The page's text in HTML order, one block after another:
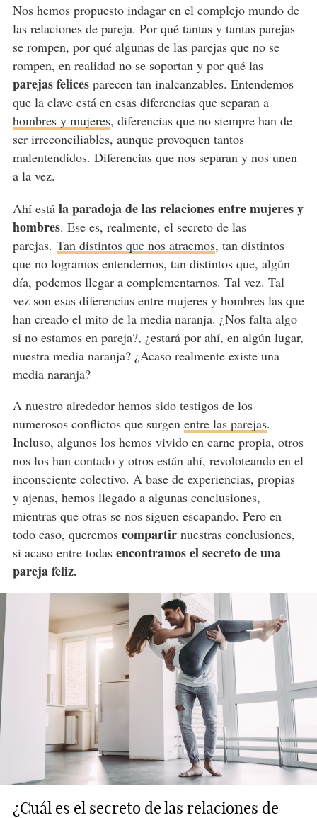
Nos hemos propuesto indagar en el complejo mundo de
las relaciones de pareja. Por qué tantas y tantas parejas
se rompen, por qué algunas de las parejas que no se
rompen, en realidad no se soportan y por qué las
parejas felicesparecen tan inalcanzables. Entendemos
que la clave está en esas diferencias que separan a
hombres y mujeres, diferencias que no siempre han de
ser irreconciliables, aunque provoquen tantos
malentendidos. Diferencias que nos separan y nos unen
a la vez.
Ahí está la paradoja de las relaciones entre mujeres y
hombres. Ese es, realmente, el secreto de las
parejas. Tan distintos que nos atraemos, tan distintos
que no logramos entendernos, tan distintos que, algún
día, podemos llegar a complementarnos. Tal vez. Tal
vez son esas diferencias entre mujeres y hombres las que
han creado el mito de la media naranja. ¿Nos falta algo
si no estamos en pareja?, ¿estará por ahí, en algún lugar,
nuestra media naranja? ¿Acaso realmente existe una
media naranja?
A nuestro alrededor hemos sido testigos de los
numerosos conflictos que surgen entre las parejas.
Incluso, algunos los hemos vivido en carne propia, otros
nos los han contado y otros están ahí, revoloteando en el
inconsciente colectivo. A base de experiencias, propias
y ajenas, hemos llegado a algunas conclusiones,
mientras que otras se nos siguen escapando. Pero en
todo caso, queremos compartir nuestras conclusiones,
si acaso entre todas encontramos el secreto de una
pareja feliz.
¿Cuál es el secreto de las relaciones de